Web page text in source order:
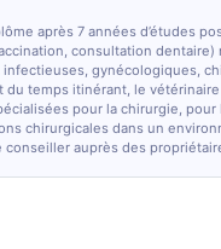
après 7 années d’études
consultation dentaire)
gynécologiques,
temps itinérant, le
pour la chirurgie,
chirurgicales dans un
auprès des